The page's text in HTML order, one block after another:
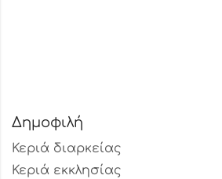
Δημοφιλή
Κεριά διαρκείας
Κεριά εκκλησίας